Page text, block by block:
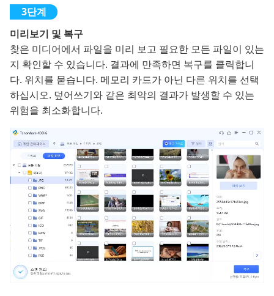
미리보기 및 복구
찾은 미디어에서 파일을 미리 보고 필요한 모든 파일이 있는
지 확인할 수 있습니다. 결과에 만족하면 복구를 클릭합니
다. 위치를 묻습니다. 메모리 카드가 아닌 다른 위치를 선택
하십시오. 덮어쓰기와 같은 최악의 결과가 발생할 수 있는
위험을 최소화합니다.